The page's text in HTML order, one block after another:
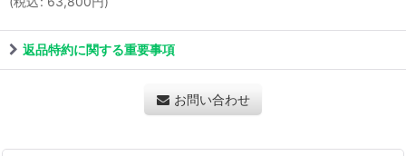
返品特約に関する重要事項
お問い合わせ